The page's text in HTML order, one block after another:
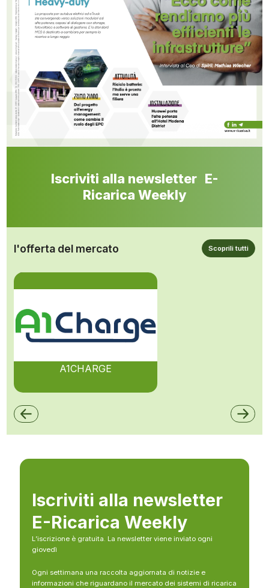
Iscriviti alla newsletter E-
Ricarica Weekly
l'offerta del mercato Scoprili tutti
A1CHARGE
Iscriviti alla newsletter
E-Ricarica Weekly
L’iscrizione è gratuita. La newsletter viene inviato ogni
giovedì
Ogni settimana una raccolta aggiornata di notizie e
informazioni che riguardano il mercato dei sistemi di ricarica